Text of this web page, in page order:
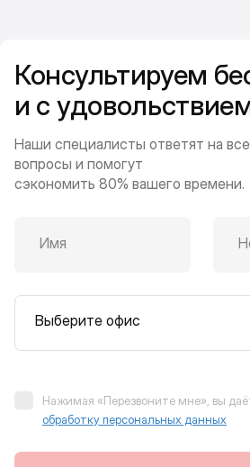
Консультируем
и с
Наши специалисты ответят на все
вопросы и помогут
сэкономить 80% вашего времени.
Имя
Выберите офис
Нажимая «Перезвоните мне», вы
обработку персональных данных